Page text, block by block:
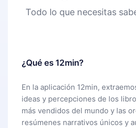
Todo lo que necesitas
¿Qué es 12min?
En la aplicación 12min,
ideas y percepciones de los
más vendidos del mundo y las
resúmenes narrativos únicos y